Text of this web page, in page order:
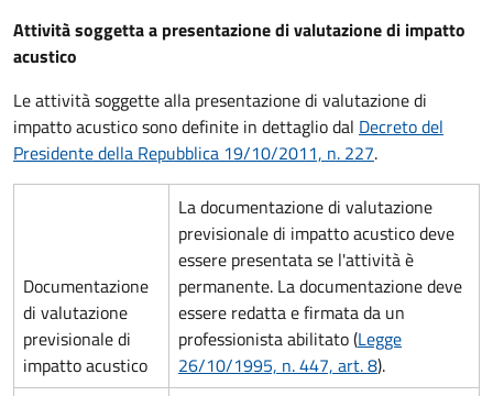
Attività soggetta a presentazione di valutazione di impatto
acustico
Le attività soggette alla presentazione di valutazione di
impatto acustico sono definite in dettaglio dal Decreto del
Presidente della Repubblica 19/10/2011, n. 227.
Documentazione
di valutazione
previsionale di
impatto acustico
La documentazione di valutazione
previsionale di impatto acustico deve
essere presentata se l'attività è
permanente. La documentazione deve
essere redatta e firmata da un
professionista abilitato (Legge
26/10/1995, n. 447, art. 8).